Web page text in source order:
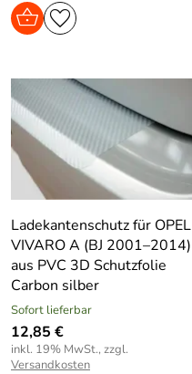
Ladekantenschutz für OPEL
VIVARO A (BJ 2001–2014)
aus PVC 3D Schutzfolie
Carbon silber
Sofort lieferbar
12,85 €
inkl. 19% MwSt., zzgl.
Versandkosten